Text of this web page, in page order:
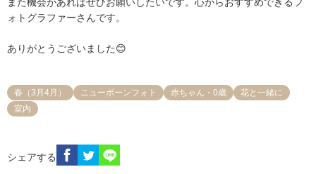
ォトグラファーさんです。
ありがとうございました😊
春（3月4月） ニューボーンフォト 赤ちゃん・0歳
花と一緒に
室内
シェアする